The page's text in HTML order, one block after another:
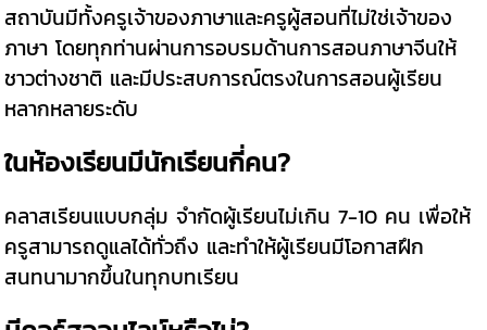
สถาบันมีทั้งครูเจ้าของภาษาและครูผู้สอนที่ไม่ใช่เจ้าของ
ภาษา โดยทุกท่านผ่านการอบรมด้านการสอนภาษาจีนให้
ชาวต่างชาติ และมีประสบการณ์ตรงในการสอนผู้เรียน
หลากหลายระดับ
ในห้องเรียนมีนักเรียนกี่คน?
คลาสเรียนแบบกลุ่ม จำกัดผู้เรียนไม่เกิน 7-10 คน เพื่อให้
ครูสามารถดูแลได้ทั่วถึง และทำให้ผู้เรียนมีโอกาสฝึก
สนทนามากขึ้นในทุกบทเรียน